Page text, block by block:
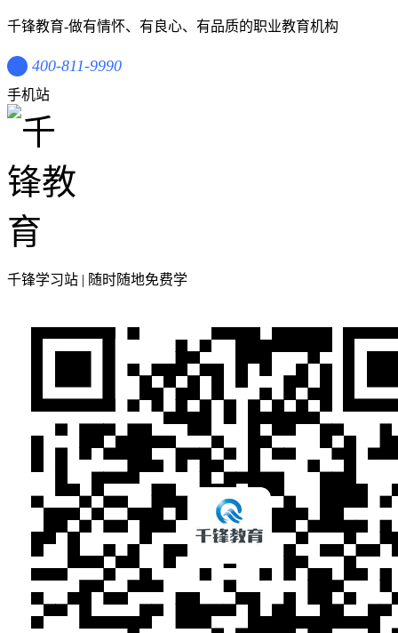
千锋教育-做有情怀、有良心、有品质的职业教育机构
400-811-9990
手机站
千锋学习站 | 随时随地免费学